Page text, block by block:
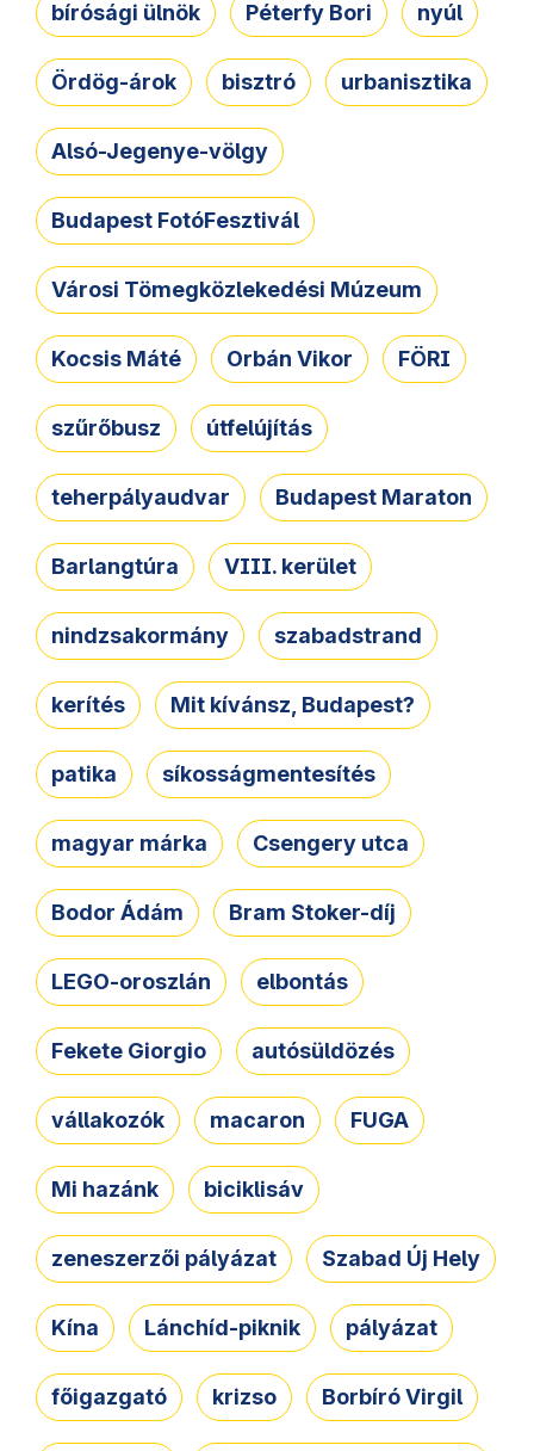
bírósági ülnök Péterfy Bori nyúl
Ördög-árok bisztró urbanisztika
Alsó-Jegenye-völgy
Budapest FotóFesztivál
Városi Tömegközlekedési Múzeum
Kocsis Máté Orbán Vikor FÖRI
szűrőbusz útfelújítás
teherpályaudvar Budapest Maraton
Barlangtúra VIII. kerület
nindzsakormány szabadstrand
kerítés Mit kívánsz, Budapest?
patika síkosságmentesítés
magyar márka Csengery utca
Bodor Ádám Bram Stoker-díj
LEGO-oroszlán elbontás
Fekete Giorgio autósüldözés
vállakozók macaron FUGA
Mi hazánk biciklisáv
zeneszerzői pályázat Szabad Új Hely
Kína Lánchíd-piknik pályázat
főigazgató krizso Borbíró Virgil